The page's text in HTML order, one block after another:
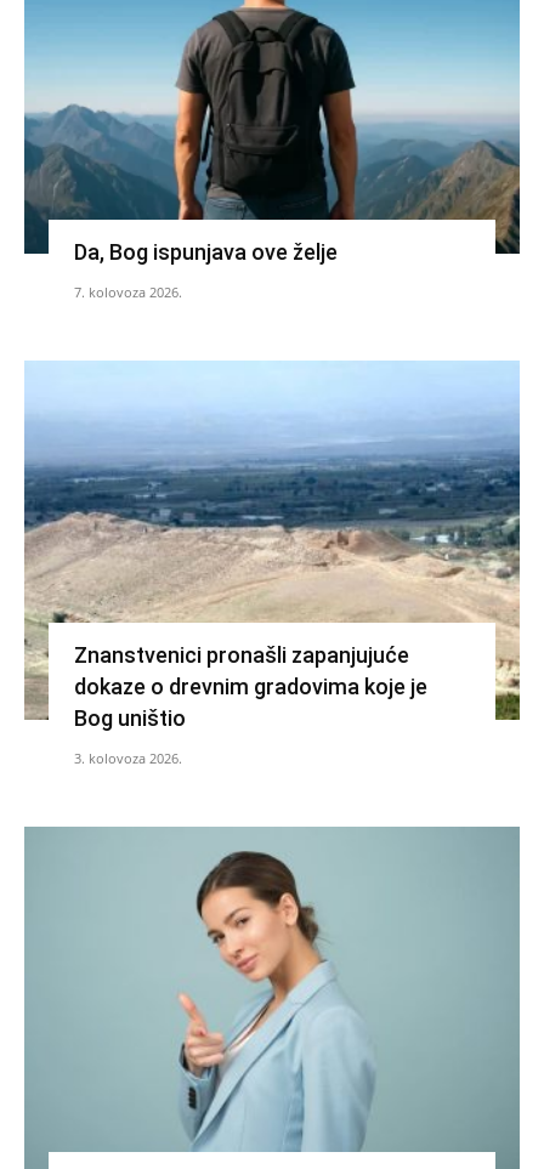
Da, Bog ispunjava ove želje
7. kolovoza 2026.
Znanstvenici pronašli zapanjujuće
dokaze o drevnim gradovima koje je
Bog uništio
3. kolovoza 2026.